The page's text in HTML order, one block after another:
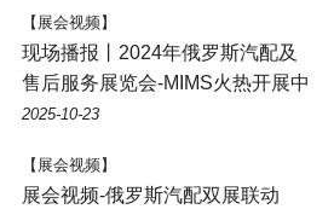
【展会视频】
现场播报丨2024年俄罗斯汽配及
售后服务展览会-MIMS火热开展中
2025-10-23
【展会视频】
展会视频-俄罗斯汽配双展联动